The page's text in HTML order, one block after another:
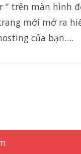
“ trên màn hình
mới mở ra
của bạn….